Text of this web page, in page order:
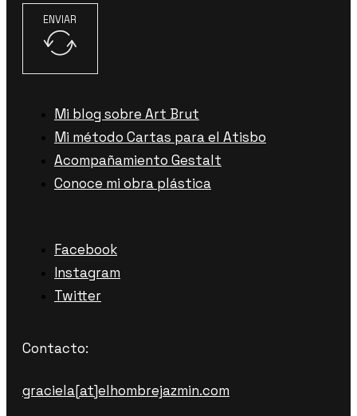
ENVIAR
Mi blog sobre Art Brut
Mi método Cartas para el Atisbo
Acompañamiento Gestalt
Conoce mi obra plástica
Facebook
Instagram
Twitter
Contacto:
graciela[at]elhombrejazmin.com